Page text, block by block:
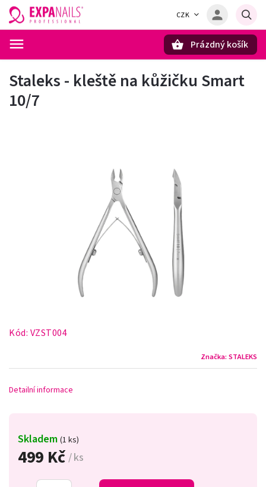
CZK
Prázdný košík
Staleks - kleště na kůžičku Smart
10/7
Kód: VZST004
Značka: STALEKS
499 Kč / ks
Skladem (1 ks)
Detailní informace